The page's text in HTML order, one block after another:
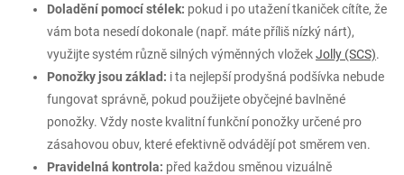
Doladění pomocí stélek: pokud i po utažení tkaniček cítíte, že
vám bota nesedí dokonale (např. máte příliš nízký nárt),
využijte systém různě silných výměnných vložekJolly (SCS).
Ponožky jsou základ: i ta nejlepší prodyšná podšívka nebude
fungovat správně, pokud použijete obyčejné bavlněné
ponožky. Vždy noste kvalitní funkční ponožky určené pro
zásahovou obuv, které efektivně odvádějí pot směrem ven.
Pravidelná kontrola: před každou směnou vizuálně